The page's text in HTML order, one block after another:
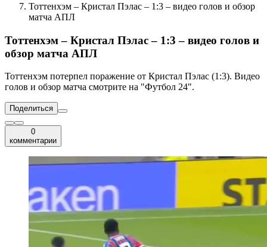
Тоттенхэм – Кристал Пэлас – 1:3 – видео голов и обзор
матча АПЛ
Тоттенхэм – Кристал Пэлас – 1:3 – видео голов и
обзор матча АПЛ
Тоттенхэм потерпел поражение от Кристал Пэлас (1:3). Видео
голов и обзор матча смотрите на "Футбол 24".
Поделиться
0
комментарии